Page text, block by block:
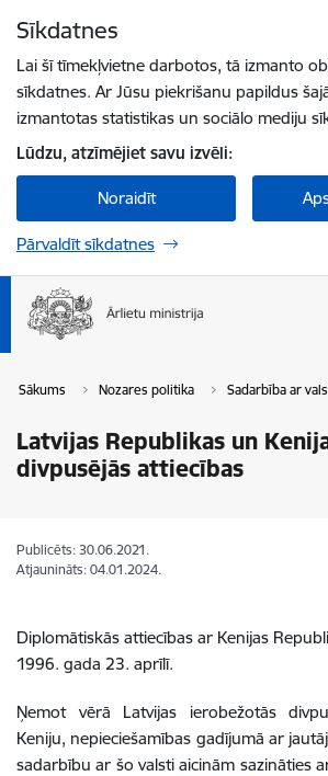
Sīkdatnes
Lai šī tīmekļvietne darbotos, tā izmanto
sīkdatnes. Ar Jūsu piekrišanu papildus
izmantotas statistikas un sociālo mediju
Lūdzu, atzīmējiet savu izvēli:
Noraidīt
Pārvaldīt sīkdatnes
Sākums Nozares politika Sadarbība ar
Latvijas Republikas un
divpusējās attiecības
Publicēts: 30.06.2021.
Atjaunināts: 04.01.2024.
Diplomātiskās attiecības ar Kenijas
1996. gada 23. aprīlī.
Ņemot vērā Latvijas ierobežotās
Keniju, nepieciešamības gadījumā ar
sadarbību ar šo valsti aicinām sazināties